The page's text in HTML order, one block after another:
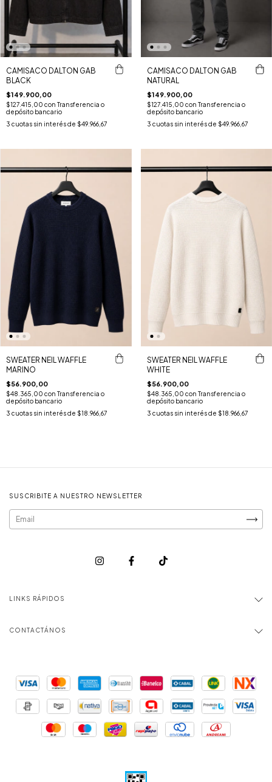
CAMISACO DALTON GAB
BLACK
$149.900,00
$127.415,00 con Transferencia o
depósito bancario
3 cuotas sin interés de $49.966,67
CAMISACO DALTON GAB
NATURAL
$149.900,00
$127.415,00 con Transferencia o
depósito bancario
3 cuotas sin interés de $49.966,67
SWEATER NEIL WAFFLE
MARINO
$56.900,00
$48.365,00 con Transferencia o
depósito bancario
3 cuotas sin interés de $18.966,67
SWEATER NEIL WAFFLE
WHITE
$56.900,00
$48.365,00 con Transferencia o
depósito bancario
3 cuotas sin interés de $18.966,67
SUSCRIBITE A NUESTRO NEWSLETTER
LINKS RÁPIDOS
CONTACTÁNOS